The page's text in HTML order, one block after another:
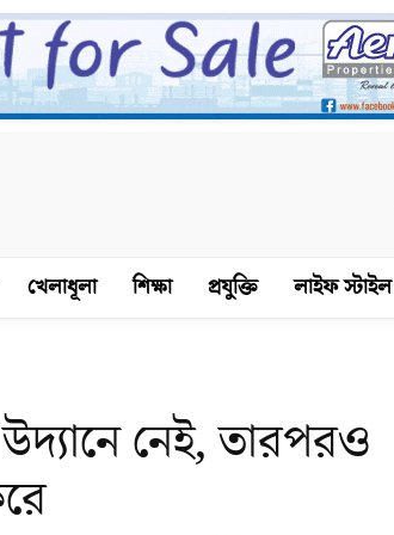
খেলাধূলা শিক্ষা প্রযুক্তি লাইফ স্টাইল
নেই, তারপরও